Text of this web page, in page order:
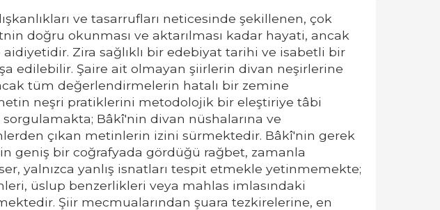
ve tasarrufları neticesinde şekillenen, çok
doğru okunması ve aktarılması kadar hayati, ancak
Zira sağlıklı bir edebiyat tarihi ve isabetli bir
edilebilir. Şaire ait olmayan şiirlerin divan neşirlerine
tüm değerlendirmelerin hatalı bir zemine
neşri pratiklerini metodolojik bir eleştiriye tâbi
Bâkî'nin divan nüshalarına ve
çıkan metinlerin izini sürmektedir. Bâkî'nin gerek
geniş bir coğrafyada gördüğü rağbet, zamanla
yalnızca yanlış isnatları tespit etmekle yetinmemekte;
üslup benzerlikleri veya mahlas imlasındaki
Şiir mecmualarından şuara tezkirelerine, en